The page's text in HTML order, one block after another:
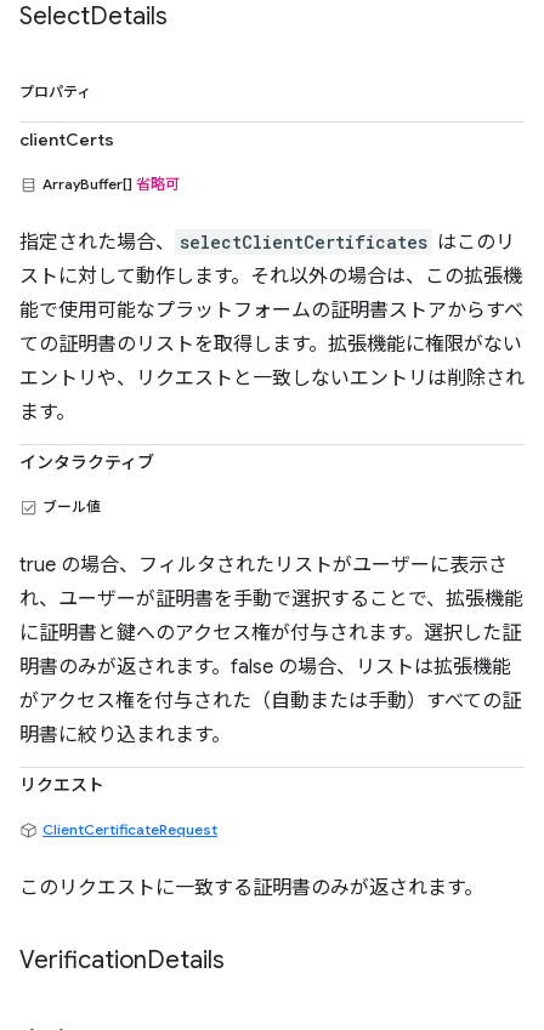
SelectDetails
プロパティ
clientCerts
ArrayBuffer[] 省略可
指定された場合、 selectClientCertificates はこのリ
ストに対して動作します。それ以外の場合は、この拡張機
能で使用可能なプラットフォームの証明書ストアからすべ
ての証明書のリストを取得します。拡張機能に権限がない
エントリや、リクエストと一致しないエントリは削除され
ます。
インタラクティブ
ブール値
true の場合、フィルタされたリストがユーザーに表示さ
れ、ユーザーが証明書を手動で選択することで、拡張機能
に証明書と鍵へのアクセス権が付与されます。選択した証
明書のみが返されます。false の場合、リストは拡張機能
がアクセス権を付与された（自動または手動）すべての証
明書に絞り込まれます。
リクエスト
ClientCertificateRequest
このリクエストに一致する証明書のみが返されます。
VerificationDetails